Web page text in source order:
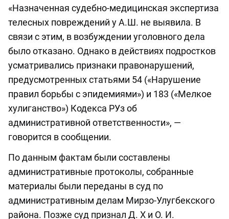
«Назначенная судебно-медицинская экспертиза
телесных повреждений у А.Ш. не выявила. В
связи с этим, в возбуждении уголовного дела
было отказано. Однако в действиях подростков
усматривались признаки правонарушений,
предусмотренных статьями 54 («Нарушение
правил борьбы с эпидемиями») и 183 («Мелкое
хулиганство») Кодекса РУз об
административной ответственности», —
говорится в сообщении.
По данным фактам были составлены
административные протоколы, собранные
материалы были переданы в суд по
административным делам Мирзо-Улугбекского
района. Позже суд признал Д. Х и О. И.